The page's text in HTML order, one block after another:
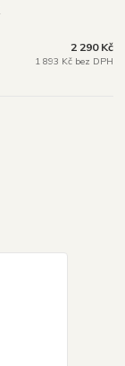
2 290 Kč
1 893 Kč bez DPH